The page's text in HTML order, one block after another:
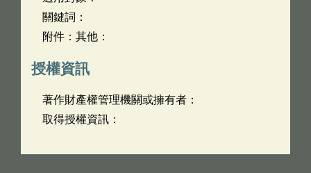
關鍵詞：
附件：其他：
授權資訊
著作財產權管理機關或擁有者：
取得授權資訊：